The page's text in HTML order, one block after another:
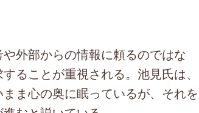
外部からの情報に頼るのではな
ることが重視される。池見氏は、
ま心の奥に眠っているが、それを